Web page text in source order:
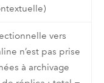
vers
n’est pas prise
à archivage